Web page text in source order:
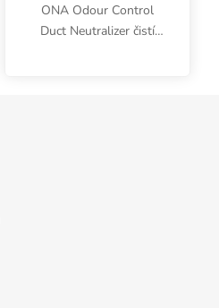
ONA Odour Control
Duct Neutralizer čistí